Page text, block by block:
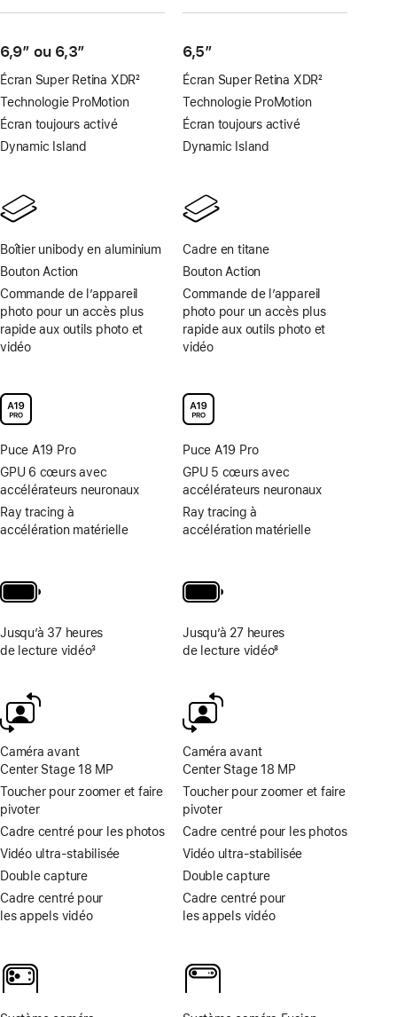
6,9″ ou 6,3″
Écran Super Retina XDR
Note
de
bas
de
2
Technologie ProMotion
Écran toujours activé
Dynamic Island
Boîtier unibody en aluminium
Bouton Action
Commande de l’appareil
photo pour un accès plus
rapide aux outils photo et
vidéo
Puce A19 Pro
GPU 6 cœurs avec
accélérateurs neuronaux
Ray tracing à
accélération matérielle
Jusqu’à 37 heures
de lecture vidéo
bas
de
3
Caméra avant
Center Stage 18 MP
Toucher pour zoomer et faire
pivoter
Cadre centré pour les photos
Vidéo ultra-stabilisée
Double capture
Cadre centré pour
les appels vidéo
6,5″
Écran Super Retina XDR
Note
de
bas
de
2
Technologie ProMotion
Écran toujours activé
Dynamic Island
Cadre en titane
Bouton Action
Commande de l’appareil
photo pour un accès plus
rapide aux outils photo et
vidéo
Puce A19 Pro
GPU 5 cœurs avec
accélérateurs neuronaux
Ray tracing à
accélération matérielle
Jusqu’à 27 heures
de lecture vidéo
bas
de
8
Caméra avant
Center Stage 18 MP
Toucher pour zoomer et faire
pivoter
Cadre centré pour les photos
Vidéo ultra-stabilisée
Double capture
Cadre centré pour
les appels vidéo